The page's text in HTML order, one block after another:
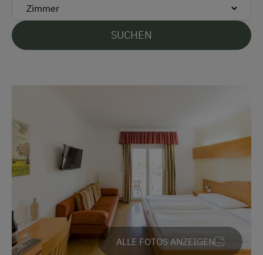
Barzahlung
Visa
Vor Ort gesprochene Sprachen
Deutsch
Englisch
SUCHEN
ALLE FOTOS ANZEIGEN